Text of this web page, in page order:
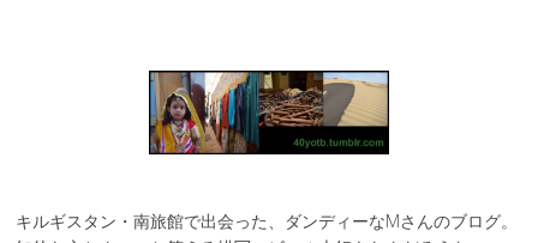
キルギスタン・南旅館で出会った、ダンディーなMさんのブログ。